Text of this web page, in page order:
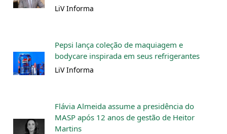
LiV Informa
Pepsi lança coleção de maquiagem e
bodycare inspirada em seus refrigerantes
LiV Informa
Flávia Almeida assume a presidência do
MASP após 12 anos de gestão de Heitor
Martins